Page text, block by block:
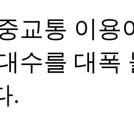
교통 이용
수를 대폭
.